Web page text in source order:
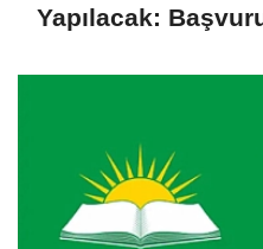
Yapılacak: